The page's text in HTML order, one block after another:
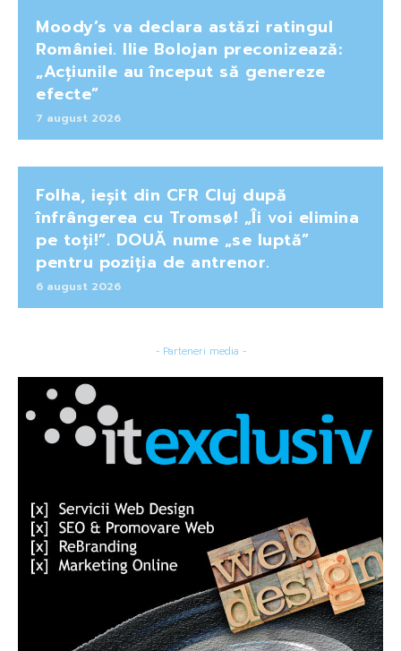
Moody’s va declara astăzi ratingul
României. Ilie Bolojan preconizează:
„Acțiunile au început să genereze
efecte”
7 august 2026
Folha, ieșit din CFR Cluj după
înfrângerea cu Tromsø! „Îi voi elimina
pe toți!”. DOUĂ nume „se luptă”
pentru poziția de antrenor.
6 august 2026
- Parteneri media -